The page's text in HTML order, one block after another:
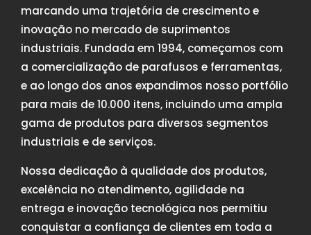
marcando uma trajetória de crescimento e
inovação no mercado de suprimentos
industriais. Fundada em 1994, começamos com
a comercialização de parafusos e ferramentas,
e ao longo dos anos expandimos nosso portfólio
para mais de 10.000 itens, incluindo uma ampla
gama de produtos para diversos segmentos
industriais e de serviços.
Nossa dedicação à qualidade dos produtos,
excelência no atendimento, agilidade na
entrega e inovação tecnológica nos permitiu
conquistar a confiança de clientes em toda a